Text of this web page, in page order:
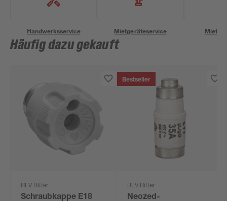
Handwerksservice Mietgeräteservice
Häufig dazu gekauft
REV Ritter
Schraubkappe E18
Bestseller
REV Ritter
Neozed-